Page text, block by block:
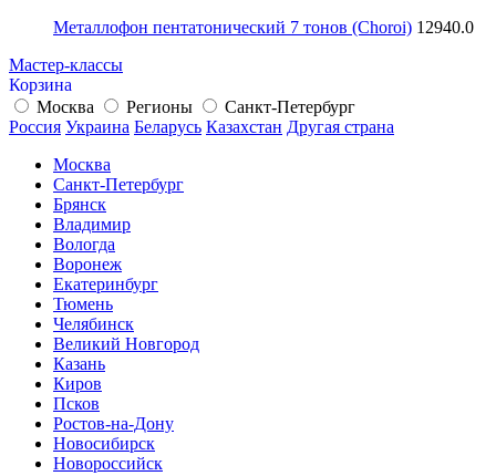
Металлофон пентатонический 7 тонов (Choroi) 12940.0
Мастер-классы
Корзина
Москва
Регионы
Санкт-Петербург
Россия Украина Беларусь Казахстан Другая страна
Москва
Санкт-Петербург
Брянск
Владимир
Вологда
Воронеж
Екатеринбург
Тюмень
Челябинск
Великий Новгород
Казань
Киров
Псков
Ростов-на-Дону
Новосибирск
Новороссийск